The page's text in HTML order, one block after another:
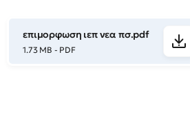
επιμορφωση ιεπ νεα πσ.pdf
1.73 MB - PDF